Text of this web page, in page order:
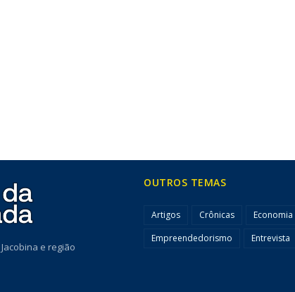
e região
OUTROS TEMAS
Artigos Crônicas Economia
Empreendedorismo
Entrevista